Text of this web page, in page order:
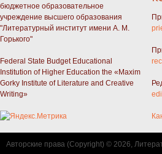
бюджетное образовательное
учреждение высшего образования
"Литературный институт имени А. М.
Горького"
Federal State Budget Educational
Institution of Higher Education the «Maxim
Gorky Institute of Literature and Creative
Writing»
Авторские права (Copyright) © 2026,